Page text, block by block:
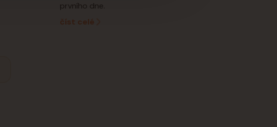
prvního dne.
číst celé